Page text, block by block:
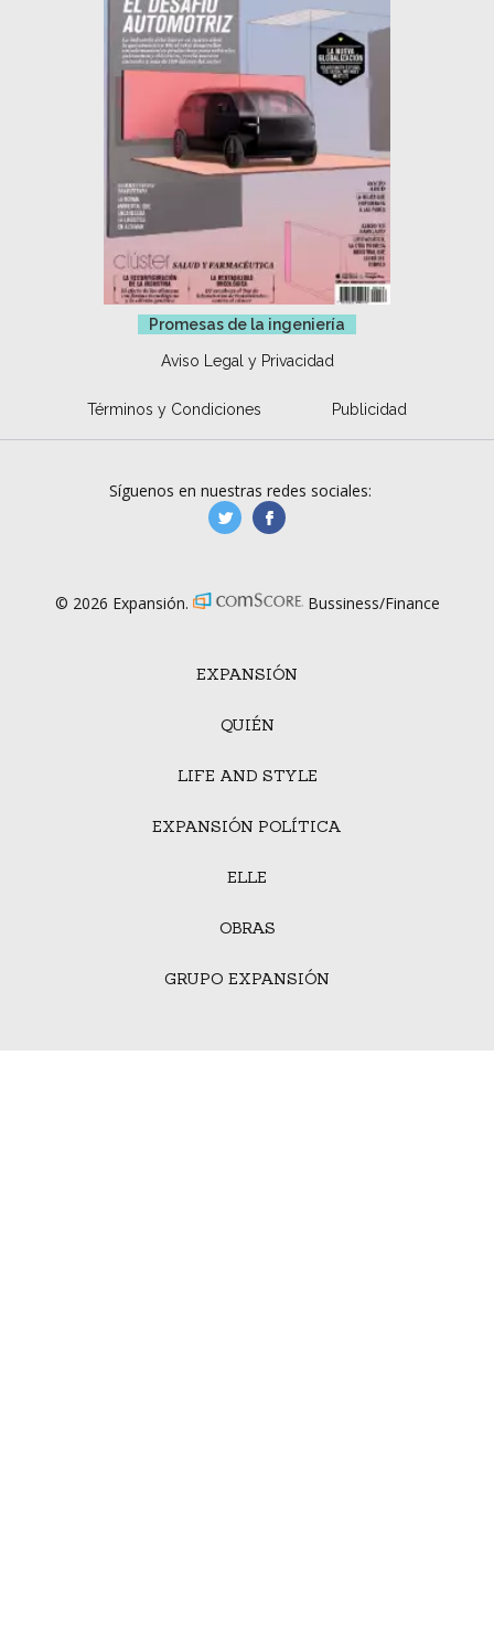
Promesas de la ingeniería
Aviso Legal y Privacidad
Términos y Condiciones Publicidad
EXPANSIÓN
QUIÉN
LIFE AND STYLE
EXPANSIÓN POLÍTICA
ELLE
OBRAS
GRUPO EXPANSIÓN
Síguenos en nuestras redes sociales:
manufacturaGE
© 2026 Expansión. Bussiness/Finance